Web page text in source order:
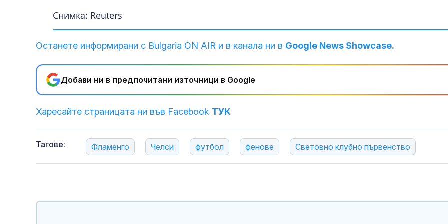
Снимка: Reuters
Останете информирани с Bulgaria ON AIR и в канала ни в Google News Showcase.
Добави ни в предпочитани източници в Google
Харесайте страницата ни във Facebook ТУК
Тагове: Фламенго Челси футбол фенове Световно клубно първенство
родопски